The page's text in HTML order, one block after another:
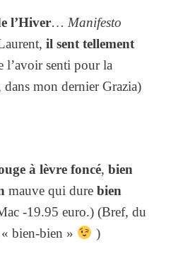
l’Hiver… Manifesto
il sent tellement
l’avoir senti pour la
dans mon dernier Grazia)
à lèvre foncé, bien
mauve qui dure bien
-19.95 euro.) (Bref, du
bien-bien »
)